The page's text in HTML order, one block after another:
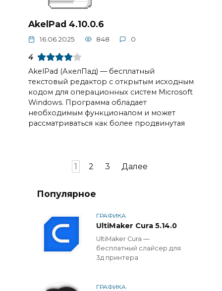
AkelPad 4.10.0.6
16.06.2025 848 0
4
AkelPad (АкелПад) — бесплатный
текстовый редактор с открытым исходным
кодом для операционных систем Microsoft
Windows. Программа обладает
необходимым функционалом и может
рассматриваться как более продвинутая
1 2 3 Далее
Популярное
ГРАФИКА
UltiMaker Cura 5.14.0
UltiMaker Cura —
бесплатный слайсер для
3д принтера
ГРАФИКА